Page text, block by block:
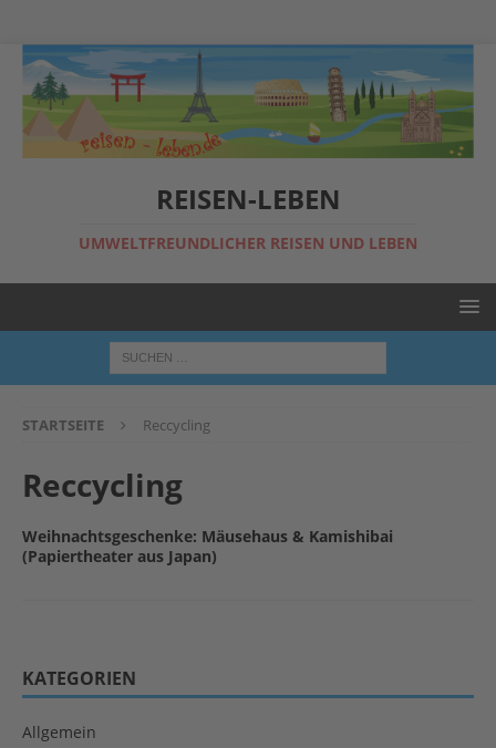
REISEN-LEBEN
UMWELTFREUNDLICHER REISEN UND LEBEN
STARTSEITE Reccycling
Reccycling
Weihnachtsgeschenke: Mäusehaus & Kamishibai
(Papiertheater aus Japan)
KATEGORIEN
Allgemein